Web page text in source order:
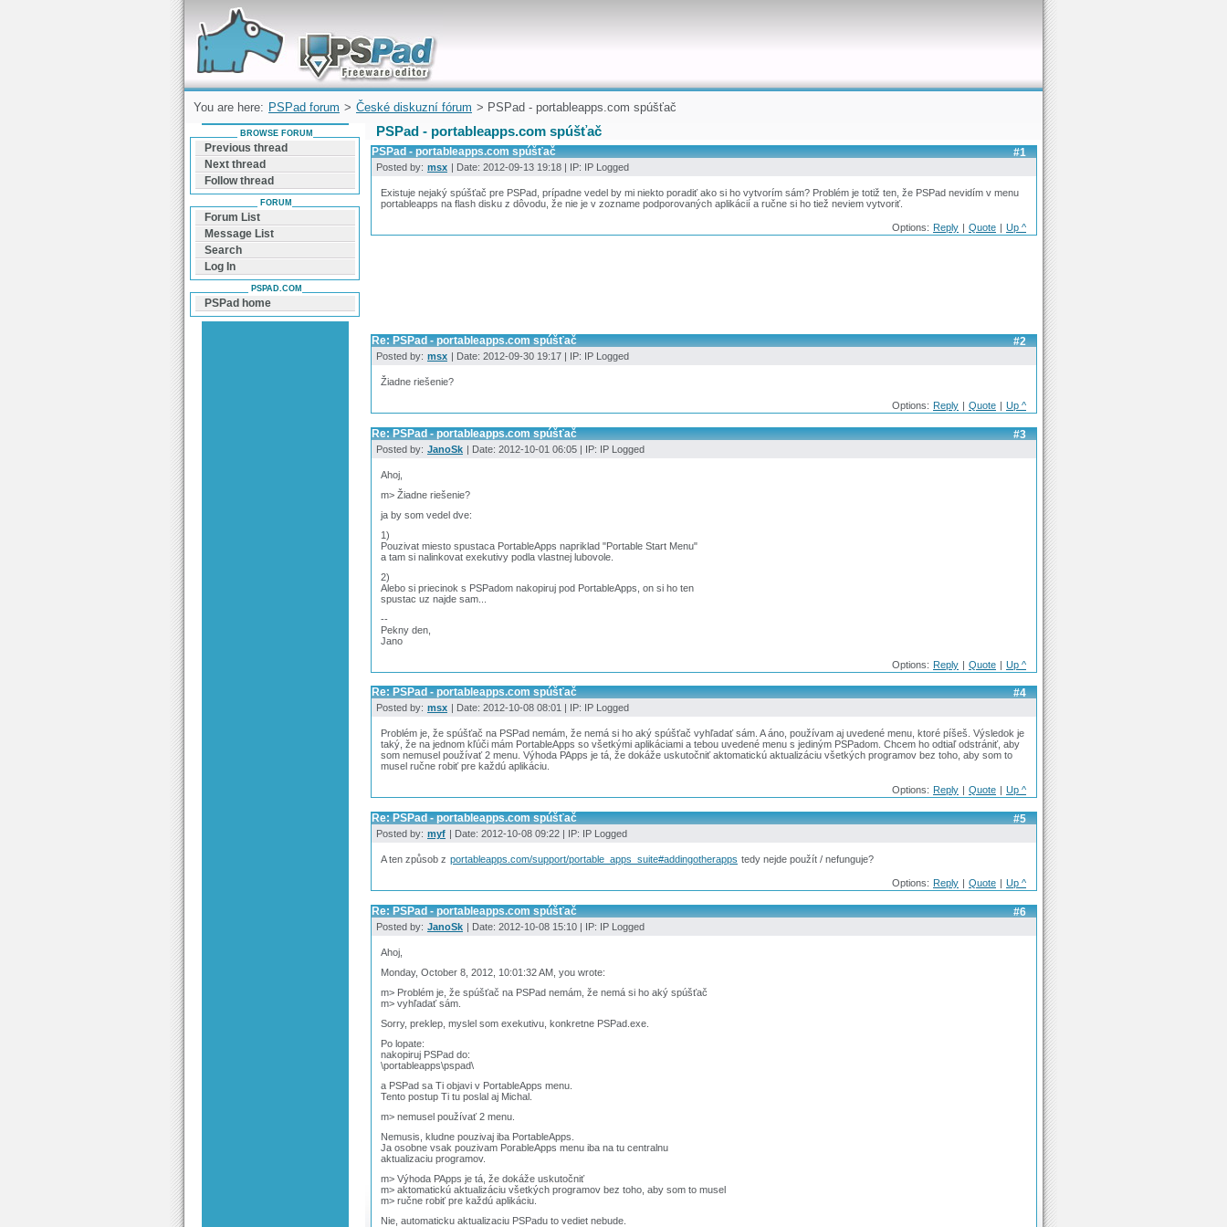
Forum can help you solve problems and quickly
find a solution with PSPad for Microsoft
Windows
You are here: PSPad forum > České diskuzní fórum > PSPad - portableapps.com spúšťač
PSPad - portableapps.com spúšťač
#1
PSPad - portableapps.com spúšťač
Posted by: msx | Date: 2012-09-13 19:18 | IP: IP Logged
Existuje nejaký spúšťač pre PSPad, prípadne vedel by mi niekto poradiť ako si ho vytvorím sám? Problém je totiž ten, že PSPad nevidím v menu
portableapps na flash disku z dôvodu, že nie je v zozname podporovaných aplikácií a ručne si ho tiež neviem vytvoriť.
Options: Reply | Quote | Up ^
#2
Re: PSPad - portableapps.com spúšťač
Posted by: msx | Date: 2012-09-30 19:17 | IP: IP Logged
Žiadne riešenie?
Options: Reply | Quote | Up ^
#3
Re: PSPad - portableapps.com spúšťač
Posted by: JanoSk | Date: 2012-10-01 06:05 | IP: IP Logged
Ahoj,
m> Žiadne riešenie?
ja by som vedel dve:
1)
Pouzivat miesto spustaca PortableApps napriklad "Portable Start Menu"
a tam si nalinkovat exekutivy podla vlastnej lubovole.
2)
Alebo si priecinok s PSPadom nakopiruj pod PortableApps, on si ho ten
spustac uz najde sam...
--
Pekny den,
Jano
Options: Reply | Quote | Up ^
#4
Re: PSPad - portableapps.com spúšťač
Posted by: msx | Date: 2012-10-08 08:01 | IP: IP Logged
Problém je, že spúšťač na PSPad nemám, že nemá si ho aký spúšťač vyhľadať sám. A áno, používam aj uvedené menu, ktoré píšeš. Výsledok je
taký, že na jednom kľúči mám PortableApps so všetkými aplikáciami a tebou uvedené menu s jediným PSPadom. Chcem ho odtiaľ odstrániť, aby
som nemusel používať 2 menu. Výhoda PApps je tá, že dokáže uskutočniť aktomatickú aktualizáciu všetkých programov bez toho, aby som to
musel ručne robiť pre každú aplikáciu.
Options: Reply Quote Up ^
#5
Re: PSPad - portableapps.com spúšťač
Posted by: myf | Date: 2012-10-08 09:22 | IP: IP Logged
A ten způsob z portableapps.com/support/portable_apps_suite#addingotherapps tedy nejde použít / nefunguje?
Options: Reply | Quote | Up ^
#6
Re: PSPad - portableapps.com spúšťač
Posted by: JanoSk | Date: 2012-10-08 15:10 | IP: IP Logged
Ahoj,
Monday, October 8, 2012, 10:01:32 AM, you wrote:
m> Problém je, že spúšťač na PSPad nemám, že nemá si ho aký spúšťač
m> vyhľadať sám.
Sorry, preklep, myslel som exekutivu, konkretne PSPad.exe.
Po lopate:
nakopiruj PSPad do:
\portableapps\pspad\
a PSPad sa Ti objavi v PortableApps menu.
Tento postup Ti tu poslal aj Michal.
m> nemusel používať 2 menu.
Nemusis, kludne pouzivaj iba PortableApps.
Ja osobne vsak pouzivam PorableApps menu iba na tu centralnu
aktualizaciu programov.
m> Výhoda PApps je tá, že dokáže uskutočniť
m> aktomatickú aktualizáciu všetkých programov bez toho, aby som to musel
m> ručne robiť pre každú aplikáciu.
Nie, automaticku aktualizaciu PSPadu to vediet nebude.
BROWSE FORUM
Previous thread
Next thread
Follow thread
FORUM
Forum List
Message List
Search
Log In
PSPAD.COM
PSPad home